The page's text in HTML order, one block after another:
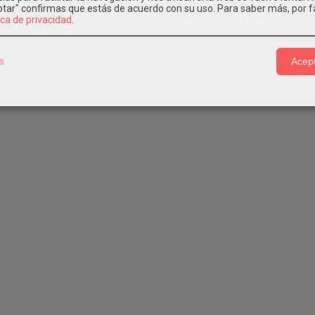
confirmas que estás de acuerdo con su uso. Para saber más, por
de privacidad